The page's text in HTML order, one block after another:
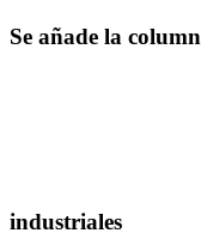
Se añade la
industriales